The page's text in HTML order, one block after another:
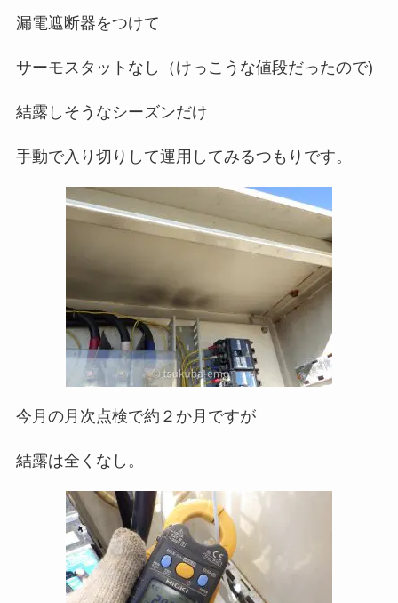
漏電遮断器をつけて
サーモスタットなし（けっこうな値段だったので)
結露しそうなシーズンだけ
手動で入り切りして運用してみるつもりです。
今月の月次点検で約２か月ですが
結露は全くなし。